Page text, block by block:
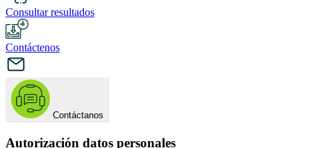
Consultar resultados
Contáctenos
Contáctanos
Autorización datos personales